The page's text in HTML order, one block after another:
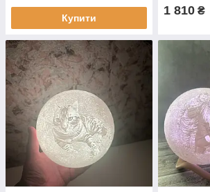
Купити
1 810 ₴